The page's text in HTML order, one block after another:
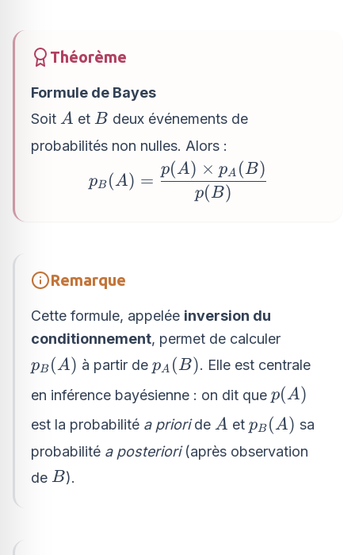
Théorème
Formule de Bayes
Soit A
A et B
B deux événements de
probabilités non nulles. Alors :
p_{B}
(A)=\dfrac{p(A)\times
pB (A) =
p(B)
p(A) × pA (B)
Remarque
Cette formule, appelée inversion du
conditionnement, permet de calculer
p_{B}
pB (A) à partir de p_{A}
pA (B). Elle est centrale
en inférence bayésienne : on dit que p(A)
p(A)
est la probabilité a prioride A
A et p_{B}
(A)
pB (A) sa
probabilité a posteriori(après observation
de B
B).